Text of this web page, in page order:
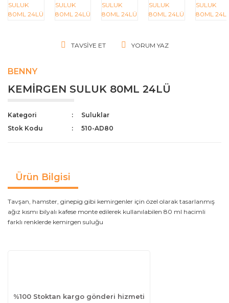
TAVSIYE ET YORUM YAZ
BENNY
KEMİRGEN SULUK 80ML 24LÜ
Kategori
Suluklar
Stok Kodu
510-AD80
Ürün Bilgisi
Tavşan, hamster, ginepig gibi kemirgenler için özel olarak tasarlanmış
ağız kısmı bilyalı kafese monte edilerek kullanılabilen 80 ml hacimli
farklı renklerde kemirgen suluğu
%100 Stoktan kargo gönderi hizmeti